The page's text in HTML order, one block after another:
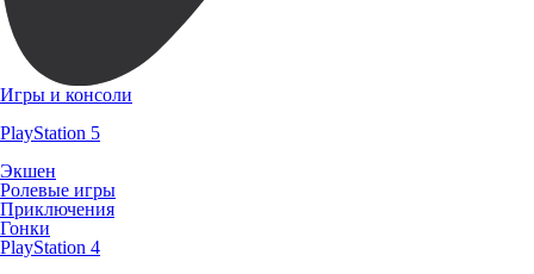
Игры и консоли
PlayStation 5
Экшен
Ролевые игры
Приключения
Гонки
PlayStation 4